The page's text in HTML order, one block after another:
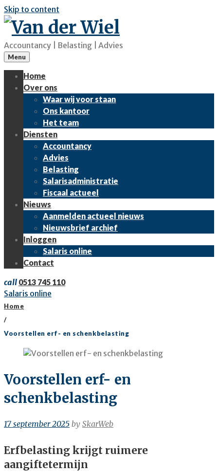
Skip to content
Accountancy | Belasting | Advies
Menu
Home
Over ons
Waar wij voor staan
Ons kantoor
Het team
Diensten
Accountancy
Advies
Belasting
Salarisadministratie
Fiscaal actueel
Nieuws
Aanmelden actueel nieuws
Nieuwsbrief archief
Inloggen
Salaris online
Contact
call 0513 745 110
Salaris online
Home
/
Voorstellen erf- en schenkbelasting
Voorstellen erf- en
schenkbelasting
17 september 2025 by SkarWeb
Erfbelasting krijgt ruimere
aangiftetermijn